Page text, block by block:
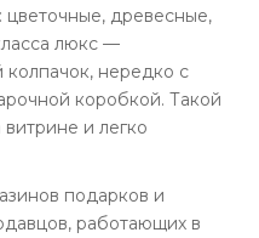
цветочные, древесные,
люкс —
колпачок, нередко с
коробкой. Такой
и легко
подарков и
работающих в